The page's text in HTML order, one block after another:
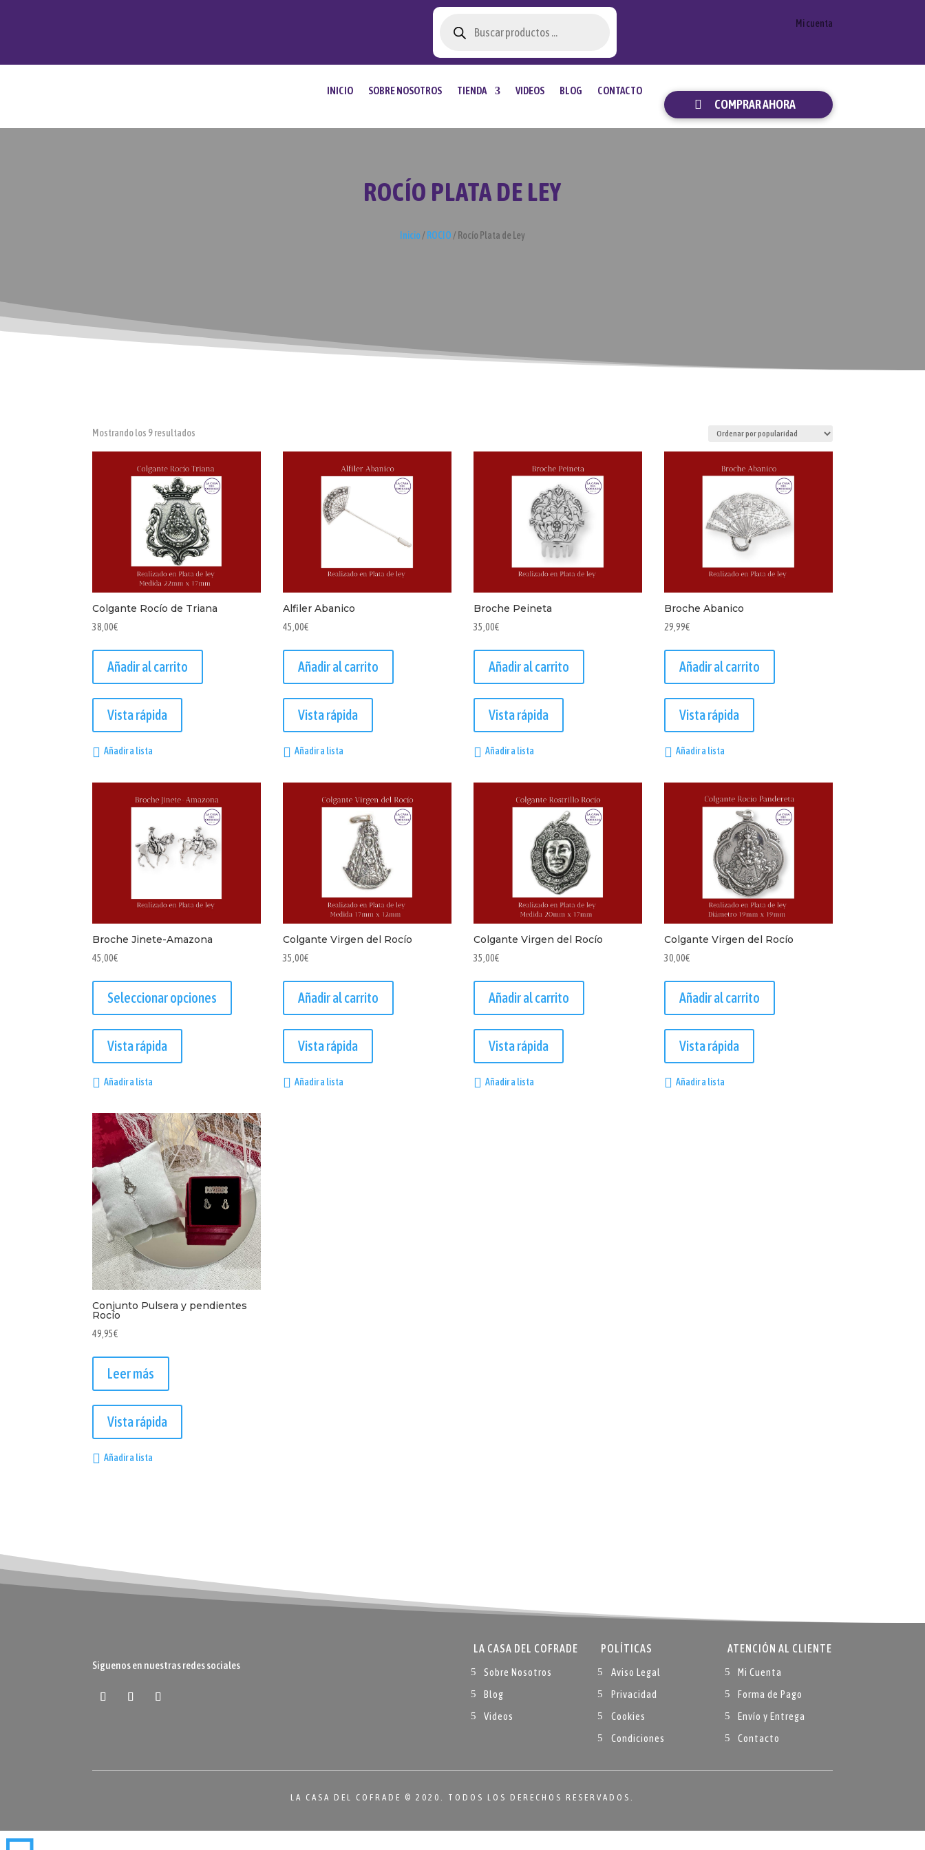
productos
Mi cuenta
INICIO SOBRE NOSOTROS TIENDA VIDEOS BLOG CONTACTO
COMPRAR AHORA
ROCÍO PLATA DE LEY
Inicio/ ROCIO / Rocío Plata de Ley
Mostrando los 9 resultados
popularidad
Colgante Rocío de Triana
38,00€
Añadir al carrito
Vista rápida
Añadir a lista
Alfiler Abanico
45,00€
Añadir al carrito
Vista rápida
Añadir a lista
Broche Peineta
35,00€
Añadir al carrito
Vista rápida
Añadir a lista
Broche Abanico
29,99€
Añadir al carrito
Vista rápida
Añadir a lista
Broche Jinete-Amazona
45,00€
Seleccionar opciones
pueden
elegir
en
la
página
producto
Vista rápida
Añadir a lista
Colgante Virgen del Rocío
35,00€
Añadir al carrito
Vista rápida
Añadir a lista
Colgante Virgen del Rocío
35,00€
Añadir al carrito
Vista rápida
Añadir a lista
Colgante Virgen del Rocío
30,00€
Añadir al carrito
Vista rápida
Añadir a lista
Conjunto Pulsera y pendientes
Rocío
49,95€
Leer más
Vista rápida
Añadir a lista
Siguenos en nuestras redes sociales
LA CASA DEL COFRADE
Sobre Nosotros
Blog
Videos
POLÍTICAS
Aviso Legal
Privacidad
Cookies
Condiciones
ATENCIÓN AL CLIENTE
Mi Cuenta
Forma de Pago
Envío y Entrega
Contacto
LA CASA DEL COFRADE © 2020. TODOS LOS DERECHOS RESERVADOS.